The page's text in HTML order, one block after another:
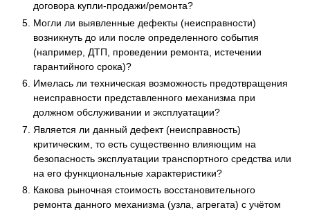
договора купли-продажи/ремонта?
Могли ли выявленные дефекты (неисправности)
возникнуть до или после определенного события
(например, ДТП, проведении ремонта, истечении
гарантийного срока)?
Имелась ли техническая возможность предотвращения
неисправности представленного механизма при
должном обслуживании и эксплуатации?
Является ли данный дефект (неисправность)
критическим, то есть существенно влияющим на
безопасность эксплуатации транспортного средства или
на его функциональные характеристики?
Какова рыночная стоимость восстановительного
ремонта данного механизма (узла, агрегата) с учётом